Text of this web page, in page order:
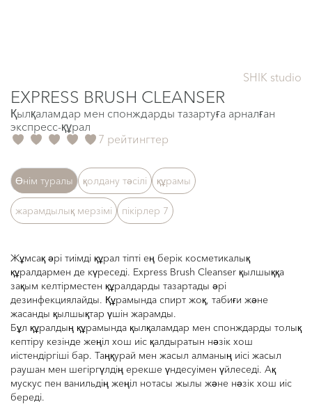
SHIK studio
EXPRESS BRUSH CLEANSER
Қылқаламдар мен спонждарды тазартуға арналған
экспресс-құрал
7 рейтингтер
Өнім туралы қолдану тәсілі құрамы
жарамдылық мерзімі пікірлер 7
Жұмсақ әрі тиімді құрал тіпті ең берік косметикалық
құралдармен де күреседі. Express Brush Cleanser қылшыққа
зақым келтірместен құралдарды тазартады әрі
дезинфекциялайды. Құрамында спирт жоқ, табиғи және
жасанды қылшықтар үшін жарамды.
Бұл құралдың құрамында қылқаламдар мен спонждарды толық
кептіру кезінде жеңіл хош иіс қалдыратын нәзік хош
иістендіргіші бар. Таңқурай мен жасыл алманың иісі жасыл
раушан мен шегіргүлдің ерекше үндесуімен үйлеседі. Ақ
мускус пен ванильдің жеңіл нотасы жылы және нәзік хош иіс
береді.